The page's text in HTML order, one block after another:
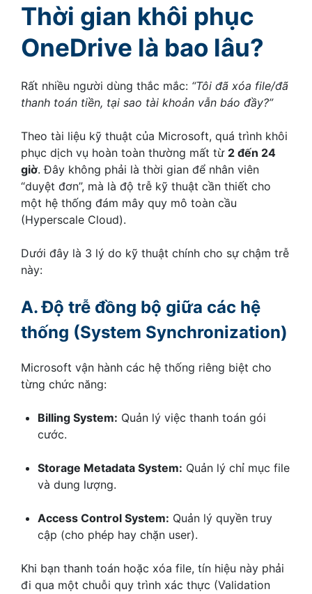
Thời gian khôi phục
OneDrive là bao lâu?
Rất nhiều người dùng thắc mắc: “Tôi đã xóa file/đã
thanh toán tiền, tại sao tài khoản vẫn báo đầy?”
Theo tài liệu kỹ thuật của Microsoft, quá trình khôi
phục dịch vụ hoàn toàn thường mất từ 2 đến 24
giờ. Đây không phải là thời gian để nhân viên
“duyệt đơn”, mà là độ trễ kỹ thuật cần thiết cho
một hệ thống đám mây quy mô toàn cầu
(Hyperscale Cloud).
Dưới đây là 3 lý do kỹ thuật chính cho sự chậm trễ
này:
A. Độ trễ đồng bộ giữa các hệ
thống (System Synchronization)
Microsoft vận hành các hệ thống riêng biệt cho
từng chức năng:
Billing System: Quản lý việc thanh toán gói
cước.
Storage Metadata System: Quản lý chỉ mục file
và dung lượng.
Access Control System: Quản lý quyền truy
cập (cho phép hay chặn user).
Khi bạn thanh toán hoặc xóa file, tín hiệu này phải
đi qua một chuỗi quy trình xác thực (Validation